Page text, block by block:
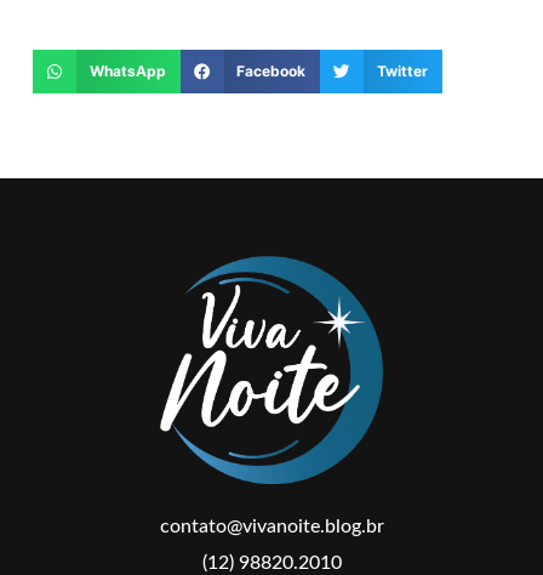
WhatsApp Facebook Twitter
contato@vivanoite.blog.br
(12) 98820.2010